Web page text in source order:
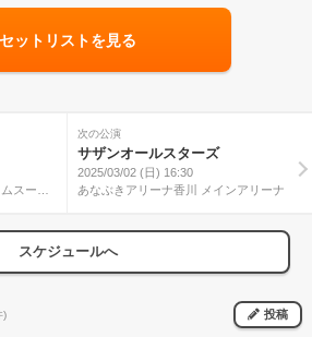
セットリストを見る
スーパ
次の公演
サザンオールスターズ
2025/03/02 (日) 16:30
あなぶきアリーナ香川 メインアリーナ
スケジュールへ
) 投稿